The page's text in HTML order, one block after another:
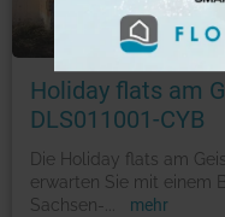
Holiday flats am
DLS011001-CYB
Die Holiday flats am
erwarten Sie mit einem
Sachsen-
mehr